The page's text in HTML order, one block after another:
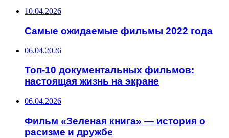
10.04.2026
Самые ожидаемые фильмы 2022 года
06.04.2026
Топ-10 документальных фильмов:
настоящая жизнь на экране
06.04.2026
Фильм «Зеленая книга» — история о
расизме и дружбе